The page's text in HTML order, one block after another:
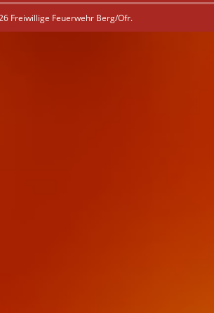
Freiwillige Feuerwehr Berg/Ofr.